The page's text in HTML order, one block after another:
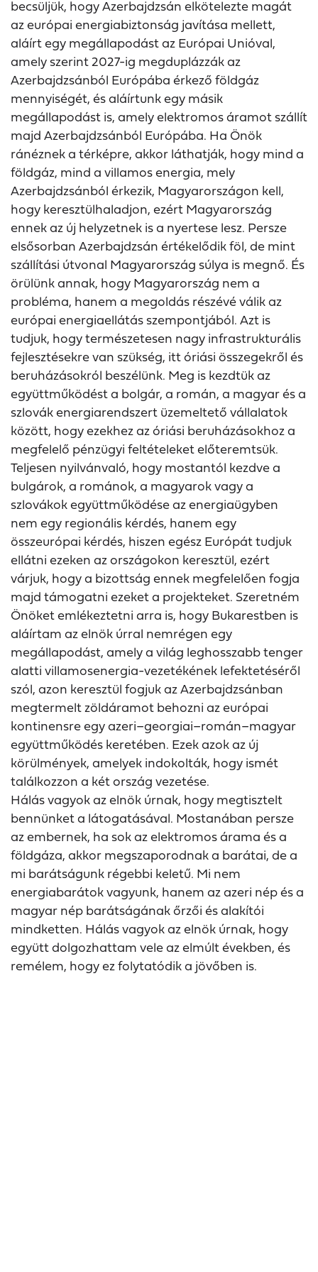
becsüljük, hogy Azerbajdzsán elkötelezte magát
az európai energiabiztonság javítása mellett,
aláírt egy megállapodást az Európai Unióval,
amely szerint 2027-ig megduplázzák az
Azerbajdzsánból Európába érkező földgáz
mennyiségét, és aláírtunk egy másik
megállapodást is, amely elektromos áramot szállít
majd Azerbajdzsánból Európába. Ha Önök
ránéznek a térképre, akkor láthatják, hogy mind a
földgáz, mind a villamos energia, mely
Azerbajdzsánból érkezik, Magyarországon kell,
hogy keresztülhaladjon, ezért Magyarország
ennek az új helyzetnek is a nyertese lesz. Persze
elsősorban Azerbajdzsán értékelődik föl, de mint
szállítási útvonal Magyarország súlya is megnő. És
örülünk annak, hogy Magyarország nem a
probléma, hanem a megoldás részévé válik az
európai energiaellátás szempontjából. Azt is
tudjuk, hogy természetesen nagy infrastrukturális
fejlesztésekre van szükség, itt óriási összegekről és
beruházásokról beszélünk. Meg is kezdtük az
együttműködést a bolgár, a román, a magyar és a
szlovák energiarendszert üzemeltető vállalatok
között, hogy ezekhez az óriási beruházásokhoz a
megfelelő pénzügyi feltételeket előteremtsük.
Teljesen nyilvánvaló, hogy mostantól kezdve a
bulgárok, a románok, a magyarok vagy a
szlovákok együttműködése az energiaügyben
nem egy regionális kérdés, hanem egy
összeurópai kérdés, hiszen egész Európát tudjuk
ellátni ezeken az országokon keresztül, ezért
várjuk, hogy a bizottság ennek megfelelően fogja
majd támogatni ezeket a projekteket. Szeretném
Önöket emlékeztetni arra is, hogy Bukarestben is
aláírtam az elnök úrral nemrégen egy
megállapodást, amely a világ leghosszabb tenger
alatti villamosenergia-vezetékének lefektetéséről
szól, azon keresztül fogjuk az Azerbajdzsánban
megtermelt zöldáramot behozni az európai
kontinensre egy azeri–georgiai–román–magyar
együttműködés keretében. Ezek azok az új
körülmények, amelyek indokolták, hogy ismét
találkozzon a két ország vezetése.
Hálás vagyok az elnök úrnak, hogy megtisztelt
bennünket a látogatásával. Mostanában persze
az embernek, ha sok az elektromos árama és a
földgáza, akkor megszaporodnak a barátai, de a
mi barátságunk régebbi keletű. Mi nem
energiabarátok vagyunk, hanem az azeri nép és a
magyar nép barátságának őrzői és alakítói
mindketten. Hálás vagyok az elnök úrnak, hogy
együtt dolgozhattam vele az elmúlt években, és
remélem, hogy ez folytatódik a jövőben is.